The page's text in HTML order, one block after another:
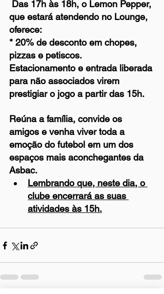
que estará atendendo no Lounge,
oferece:
* 20% de desconto em chopes,
pizzas e petiscos.
Estacionamento e entrada liberada
para não associados virem
prestigiar o jogo a partir das 15h.
Reúna a família, convide os
amigos e venha viver toda a
emoção do futebol em um dos
espaços mais aconchegantes da
Asbac.
Lembrando que, neste dia, o
clube encerrará as suas
atividades às 15h.